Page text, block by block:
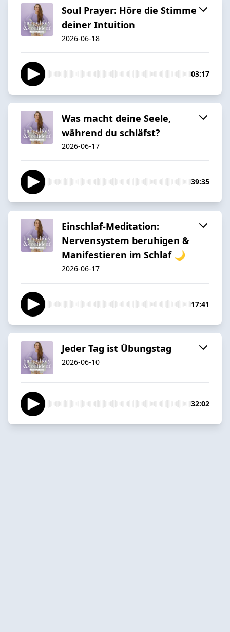
Soul Prayer: Höre die Stimme
deiner Intuition
2026-06-18
03:17
Was macht deine Seele,
während du schläfst?
2026-06-17
39:35
Einschlaf-Meditation:
Nervensystem beruhigen &
Manifestieren im Schlaf 🌙
2026-06-17
17:41
Jeder Tag ist Übungstag
2026-06-10
32:02